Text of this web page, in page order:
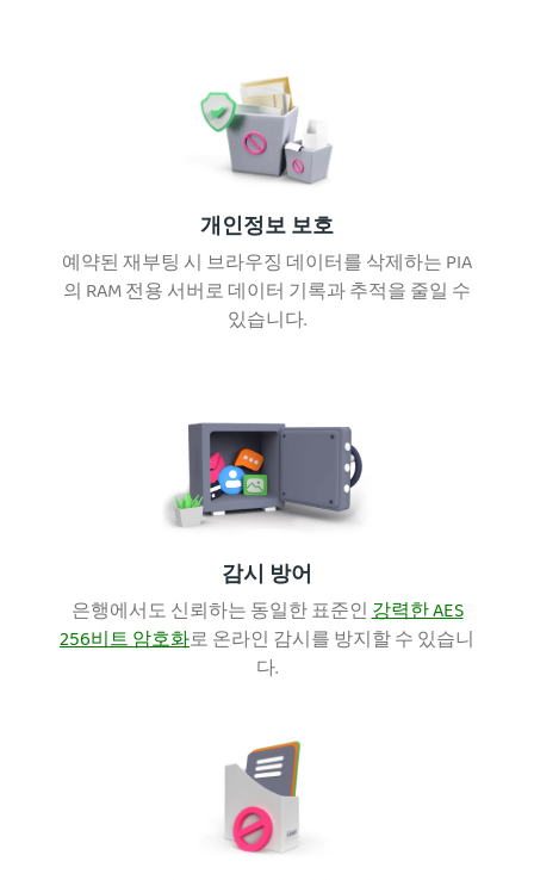
개인정보 보호
예약된 재부팅 시 브라우징 데이터를 삭제하는 PIA
의 RAM 전용 서버로 데이터 기록과 추적을 줄일 수
있습니다.
감시 방어
은행에서도 신뢰하는 동일한 표준인강력한 AES
256비트 암호화로 온라인 감시를 방지할 수 있습니
다.